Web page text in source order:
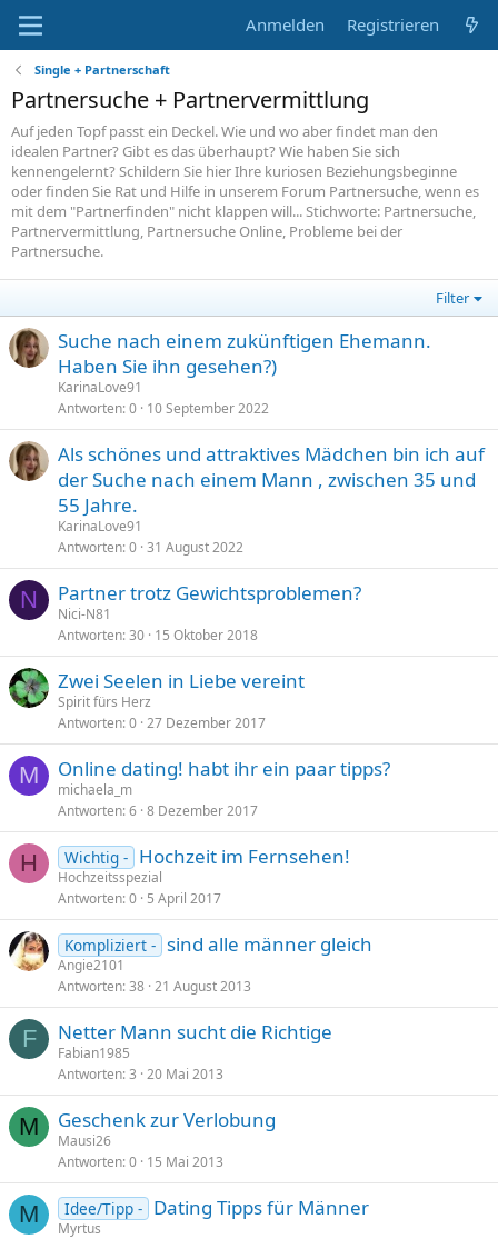
Anmelden Registrieren
Single + Partnerschaft
Partnersuche + Partnervermittlung
Auf jeden Topf passt ein Deckel. Wie und wo aber findet man den
idealen Partner? Gibt es das überhaupt? Wie haben Sie sich
kennengelernt? Schildern Sie hier Ihre kuriosen Beziehungsbeginne
oder finden Sie Rat und Hilfe in unserem Forum Partnersuche, wenn es
mit dem "Partnerfinden" nicht klappen will... Stichworte: Partnersuche,
Partnervermittlung, Partnersuche Online, Probleme bei der
Partnersuche.
Filter
Suche nach einem zukünftigen Ehemann.
Haben Sie ihn gesehen?)
KarinaLove91
Antworten 0 10 September 2022
Als schönes und attraktives Mädchen bin ich auf
der Suche nach einem Mann , zwischen 35 und
55 Jahre.
KarinaLove91
Antworten 0 31 August 2022
N Partner trotz Gewichtsproblemen?
Nici-N81
Antworten 30 15 Oktober 2018
Zwei Seelen in Liebe vereint
Spirit fürs Herz
Antworten 0 27 Dezember 2017
M Online dating! habt ihr ein paar tipps?
michaela_m
Antworten 6 8 Dezember 2017
H Wichtig - Hochzeit im Fernsehen!
Hochzeitsspezial
Antworten 0 5 April 2017
Kompliziert - sind alle männer gleich
Angie2101
Antworten 38 21 August 2013
F Netter Mann sucht die Richtige
Fabian1985
Antworten 3 20 Mai 2013
M Geschenk zur Verlobung
Mausi26
Antworten 0 15 Mai 2013
M Idee/Tipp - Dating Tipps für Männer
Myrtus